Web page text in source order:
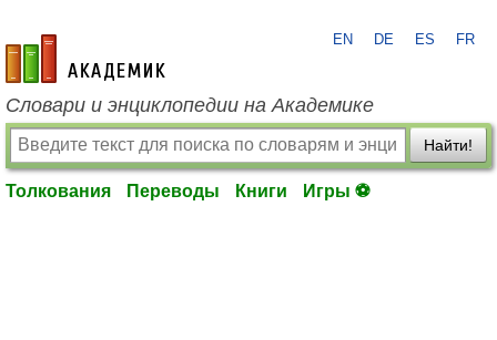
academic.ru
EN DE ES FR
Словари и энциклопедии на Академике
Найти!
Толкования Переводы Книги Игры ⚽